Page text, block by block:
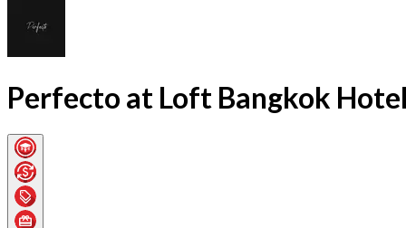
Perfecto at Loft Bangkok